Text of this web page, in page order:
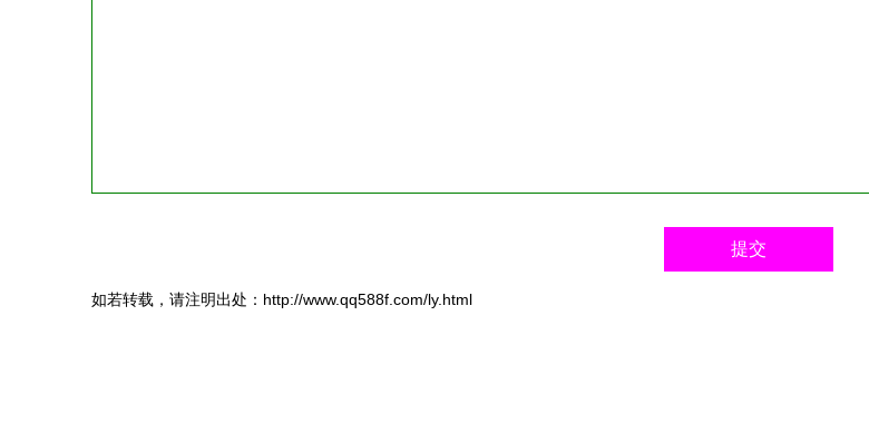
如若转载，请注明出处：http://www.qq588f.com/ly.html